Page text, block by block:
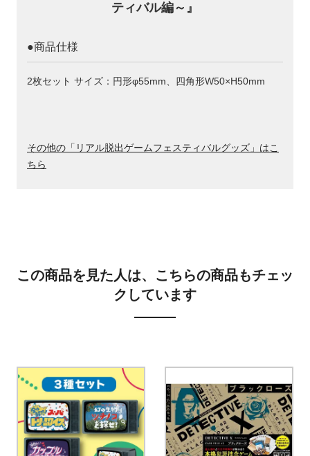
ティバル編～』
●商品仕様
2枚セット サイズ：円形φ55mm、四角形W50×H50mm
その他の「リアル脱出ゲームフェスティバルグッズ」はこ
ちら
この商品を見た人は、こちらの商品もチェッ
クしています